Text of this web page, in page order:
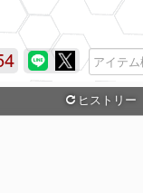
ヒストリー